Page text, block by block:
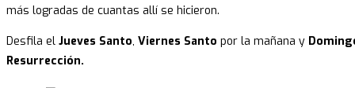
más logradas de cuantas allí se hicieron.
Desfila el Jueves Santo, Viernes Santo por la mañana y
Resurrección.